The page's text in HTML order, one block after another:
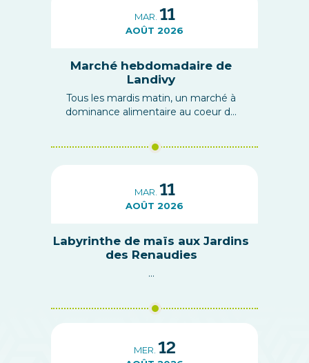
MAR. 11
AOÛT 2026
Marché hebdomadaire de
Landivy
Tous les mardis matin, un marché à
dominance alimentaire au coeur d...
MAR. 11
AOÛT 2026
Labyrinthe de maïs aux Jardins
des Renaudies
...
MER. 12